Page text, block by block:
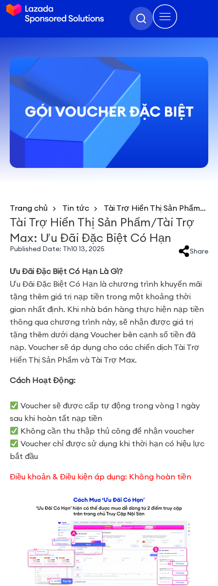
Trang chủ Tin tức Tài Trợ Hiển Thị Sản Phẩm/Tài Trợ Max: Ưu Đãi Đặc Biệt Có Hạn
Tài Trợ Hiển Thị Sản Phẩm/Tài Trợ
Max: Ưu Đãi Đặc Biệt Có Hạn
Published Date: Th10 13, 2025 Share
Ưu Đãi Đặc Biệt Có Hạn Là Gì?
Ưu Đãi Đặc Biệt Có Hạn là chương trình khuyến mãi
tặng thêm giá trị nạp tiền trong một khoảng thời
gian nhất định. Khi nhà bán hàng thực hiện nạp tiền
thông qua chương trình này, sẽ nhận được giá trị
tặng thêm dưới dạng Voucher bên cạnh số tiền đã
nạp. Voucher sẽ áp dụng cho các chiến dịch Tài Trợ
Hiển Thị Sản Phẩm và Tài Trợ Max.
Cách Hoạt Động:
Voucher sẽ được cấp tự động trong vòng 1 ngày
sau khi hoàn tất nạp tiền
Không cần thu thập thủ công để nhận voucher
Voucher chỉ được sử dụng khi thời hạn có hiệu lực
bắt đầu
Điều khoản & Điều kiện áp dụng: Không hoàn tiền